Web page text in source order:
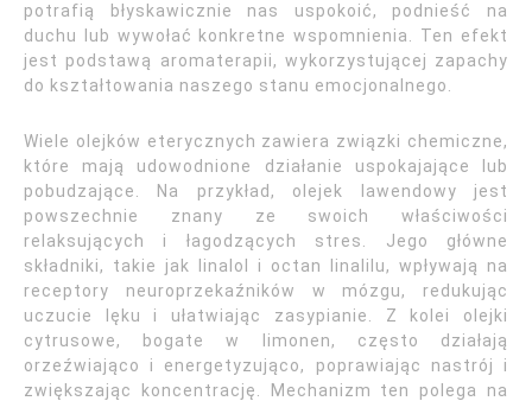
potrafią błyskawicznie nas uspokoić, podnieść na
duchu lub wywołać konkretne wspomnienia. Ten efekt
jest podstawą aromaterapii, wykorzystującej zapachy
do kształtowania naszego stanu emocjonalnego.
Wiele olejków eterycznych zawiera związki chemiczne,
które mają udowodnione działanie uspokajające lub
pobudzające. Na przykład, olejek lawendowy jest
powszechnie znany ze swoich właściwości
relaksujących i łagodzących stres. Jego główne
składniki, takie jak linalol i octan linalilu, wpływają na
receptory neuroprzekaźników w mózgu, redukując
uczucie lęku i ułatwiając zasypianie. Z kolei olejki
cytrusowe, bogate w limonen, często działają
orzeźwiająco i energetyzująco, poprawiając nastrój i
zwiększając koncentrację. Mechanizm ten polega na